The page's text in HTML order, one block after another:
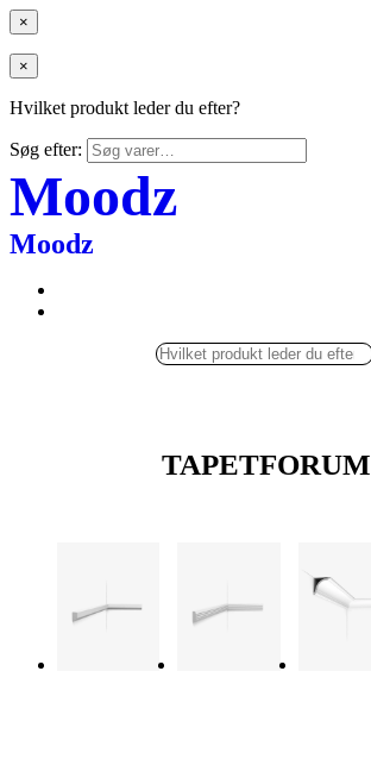
×
×
Hvilket produkt leder du efter?
Søg efter:
Moodz
Moodz
TAPETFORUM